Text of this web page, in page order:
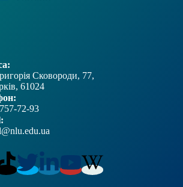
Сковороди, 77,
61024
72-93